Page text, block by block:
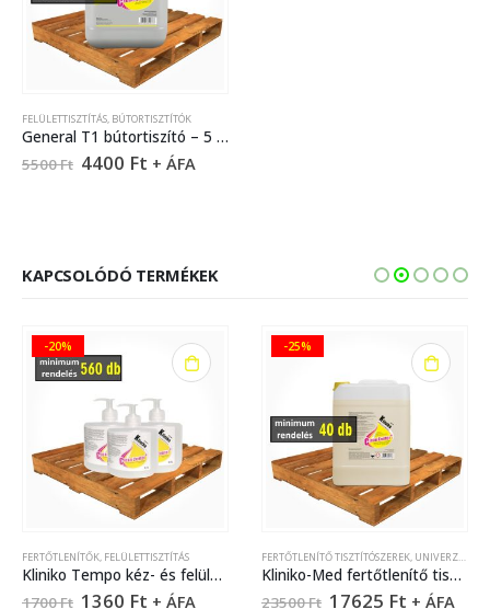
FELÜLETTISZTÍTÁS, BÚTORTISZTÍTÓK
General T1 bútortiszító – 5 liter
5500Ft 4400 Ft + ÁFA
KAPCSOLÓDÓ TERMÉKEK
-20%
FERTŐTLENÍTŐK, FELÜLETTISZTÍTÁS
Kliniko Tempo kéz- és felületfertőtlenítő szer – 500 ml
1700Ft 1360 Ft + ÁFA
-25%
FERTŐTLENÍTŐ TISZTÍTÓSZEREK, UNIVERZÁLIS TISZTÍTÓSZEREK
Kliniko-Med fertőtlenítő tisztítószer – 10 liter
23500Ft 17625 Ft + ÁFA